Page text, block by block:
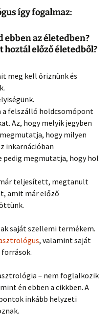
így fogalmaz:
az életedben?
előző életedből?
meg kell őriznünk és
a felszálló holdcsomópont
Az, hogy melyik jegyben
hogy milyen
inkarnációban
pedig megmutatja, hogy hol
teljesített, megtanult
amit már előző
saját szellemi termékem.
, valamint saját
– nem foglalkozik
én ebben a cikkben. A
inkább helyzeti